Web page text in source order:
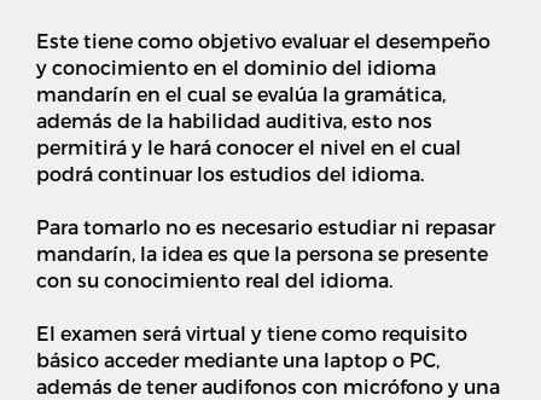
Este tiene como objetivo evaluar el desempeño
y conocimiento en el dominio del idioma
mandarín en el cual se evalúa la gramática,
además de la habilidad auditiva, esto nos
permitirá y le hará conocer el nivel en el cual
podrá continuar los estudios del idioma.
Para tomarlo no es necesario estudiar ni repasar
mandarín, la idea es que la persona se presente
con su conocimiento real del idioma.
El examen será virtual y tiene como requisito
básico acceder mediante una laptop o PC,
además de tener audifonos con micrófono y una